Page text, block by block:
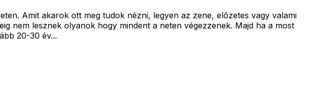
Amit akarok ott meg tudok nézni, legyen az zene, elõzetes vagy valami
nem lesznek olyanok hogy mindent a neten végezzenek. Majd ha a most
20-30 év...